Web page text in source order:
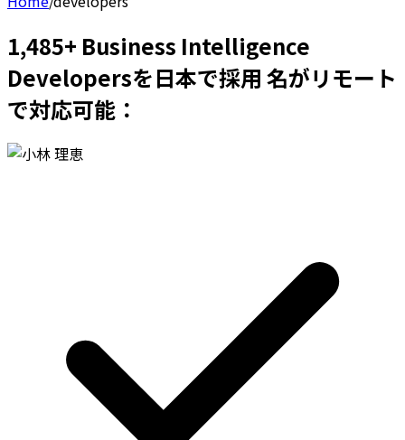
1,485+ Business Intelligence
Developersを日本で採用 名がリモート
で対応可能：